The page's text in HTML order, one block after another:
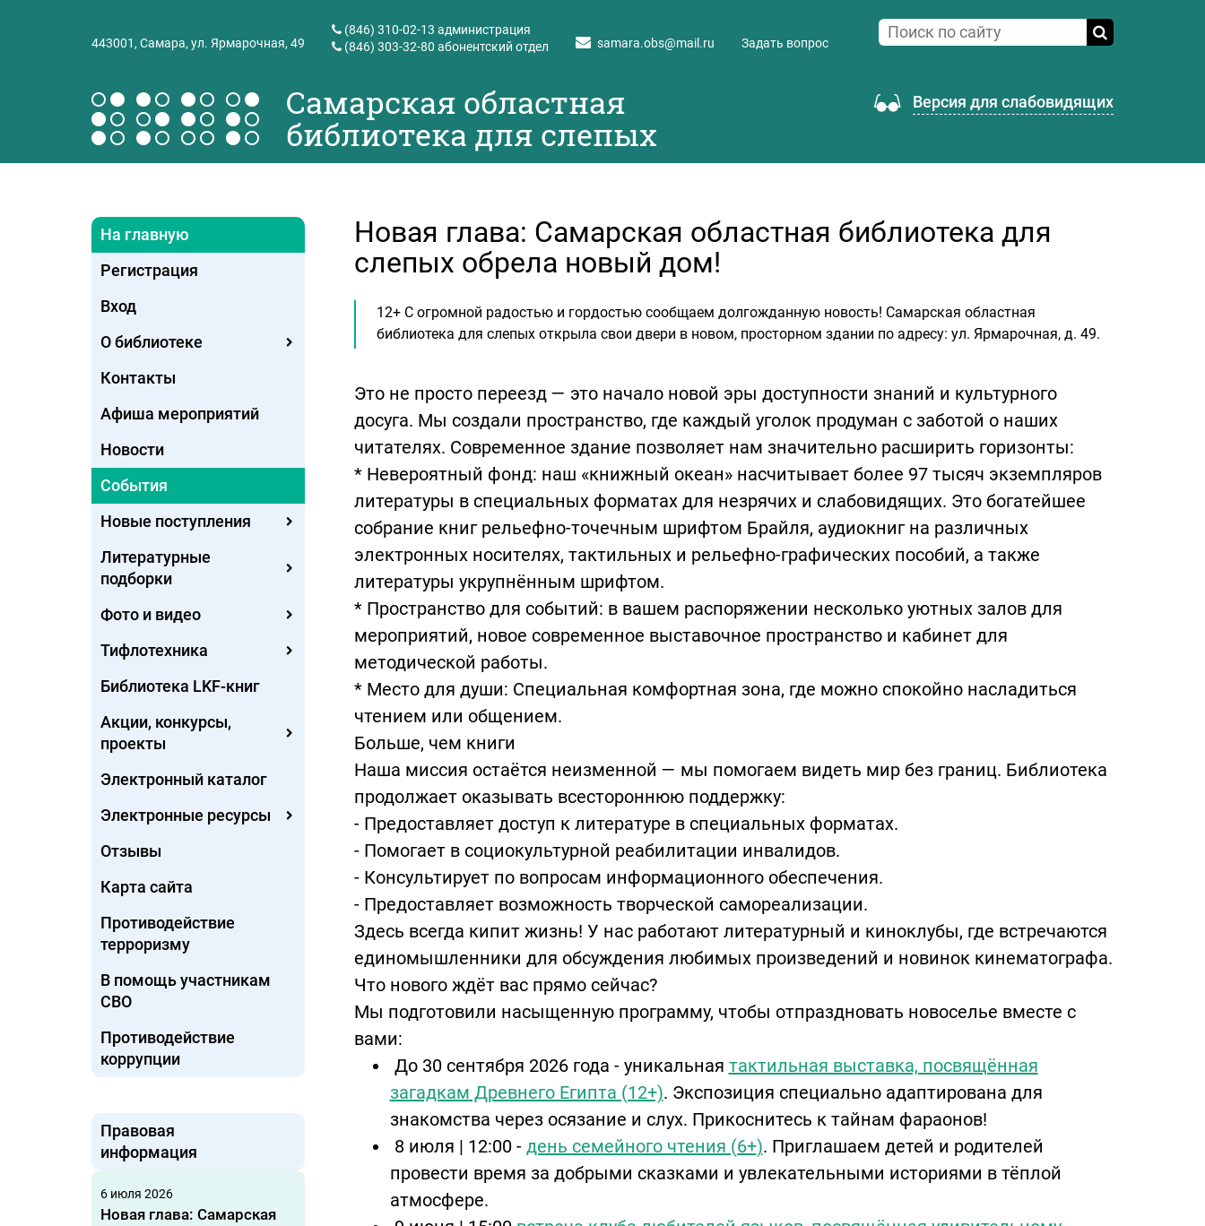
443001, Самара, ул. Ярмарочная, 49
(846) 310-02-13 администрация
(846) 303-32-80 абонентский отдел samara.obs@mail.ru Задать вопрос
Самарская областная
библиотека для слепых
Версия для слабовидящих
На главную
Регистрация
Вход
О библиотеке
Контакты
Афиша мероприятий
Новости
События
Новые поступления
Литературные
подборки
Фото и видео
Тифлотехника
Библиотека LKF-книг
Акции, конкурсы,
проекты
Электронный каталог
Электронные ресурсы
Отзывы
Карта сайта
Противодействие
терроризму
В помощь участникам
СВО
Противодействие
коррупции
Правовая
информация
6 июля 2026
Новая глава: Самарская
Новая глава: Самарская областная библиотека для
слепых обрела новый дом!
12+ С огромной радостью и гордостью сообщаем долгожданную новость! Самарская областная
библиотека для слепых открыла свои двери в новом, просторном здании по адресу: ул. Ярмарочная, д. 49.
Это не просто переезд — это начало новой эры доступности знаний и культурного
досуга. Мы создали пространство, где каждый уголок продуман с заботой о наших
читателях. Современное здание позволяет нам значительно расширить горизонты:
* Невероятный фонд: наш «книжный океан» насчитывает более 97 тысяч экземпляров
литературы в специальных форматах для незрячих и слабовидящих. Это богатейшее
собрание книг рельефно-точечным шрифтом Брайля, аудиокниг на различных
электронных носителях, тактильных и рельефно-графических пособий, а также
литературы укрупнённым шрифтом.
* Пространство для событий: в вашем распоряжении несколько уютных залов для
мероприятий, новое современное выставочное пространство и кабинет для
методической работы.
* Место для души: Специальная комфортная зона, где можно спокойно насладиться
чтением или общением.
Больше, чем книги
Наша миссия остаётся неизменной — мы помогаем видеть мир без границ. Библиотека
продолжает оказывать всестороннюю поддержку:
- Предоставляет доступ к литературе в специальных форматах.
- Помогает в социокультурной реабилитации инвалидов.
- Консультирует по вопросам информационного обеспечения.
- Предоставляет возможность творческой самореализации.
Здесь всегда кипит жизнь! У нас работают литературный и киноклубы, где встречаются
единомышленники для обсуждения любимых произведений и новинок кинематографа.
Что нового ждёт вас прямо сейчас?
Мы подготовили насыщенную программу, чтобы отпраздновать новоселье вместе с
вами:
До 30 сентября 2026 года - уникальная тактильная выставка, посвящённая
загадкам Древнего Египта (12+). Экспозиция специально адаптирована для
знакомства через осязание и слух. Прикоснитесь к тайнам фараонов!
8 июля | 12:00 - день семейного чтения (6+). Приглашаем детей и родителей
провести время за добрыми сказками и увлекательными историями в тёплой
атмосфере.